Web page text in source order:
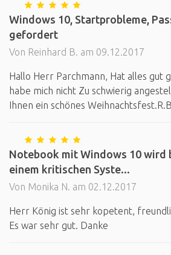
Windows 10, Startprobleme,
gefordert
Von Reinhard B. am 09.12.2017
Hallo Herr Parchmann, Hat alles gut
habe mich nicht Zu schwierig
Ihnen ein schönes
Notebook mit Windows 10 wird
einem kritischen Syste...
Von Monika N. am 02.12.2017
Herr König ist sehr kopetent,
Es war sehr gut. Danke